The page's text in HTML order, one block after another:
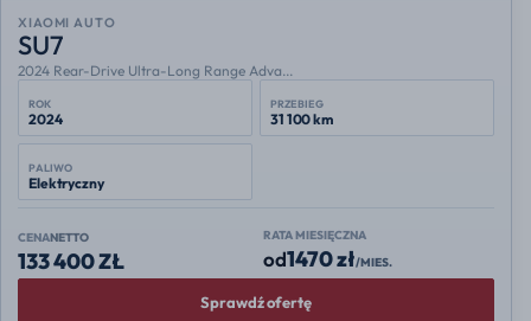
XIAOMI AUTO
SU7
2024 Rear-Drive Ultra-Long Range Adva...
ROK
2024
PRZEBIEG
31 100 km
PALIWO
Elektryczny
CENANETTO
133 400 ZŁ
RATA MIESIĘCZNA
od1470 zł/MIES.
Sprawdź ofertę